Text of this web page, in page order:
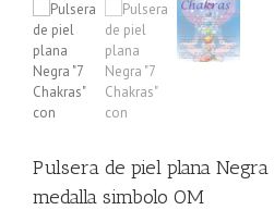
Pulsera de piel plana
medalla simbolo OM